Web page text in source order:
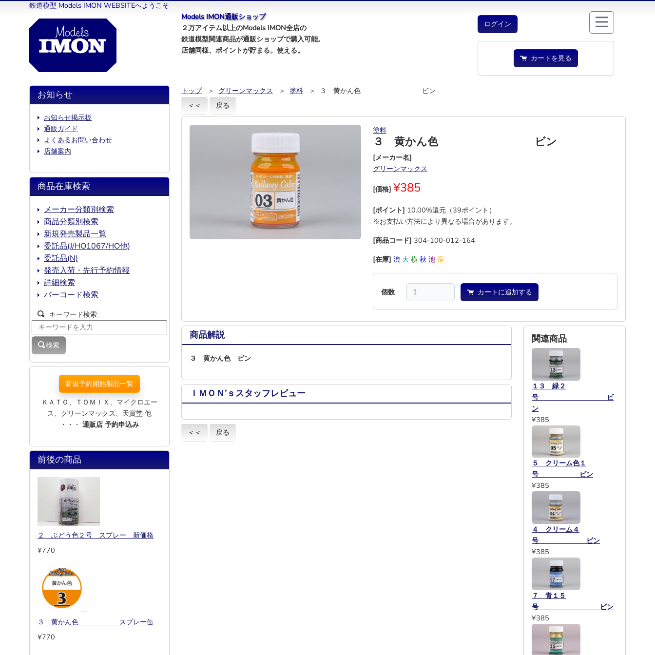
鉄道模型 Models IMON WEBSITEへようこそ
Models IMON通販ショップ
２万アイテム以上のModels IMON全店の
鉄道模型関連商品が通販ショップで購入可能。
店舗同様、ポイントが貯まる。使える。
ログイン
カートを見る
トップ ＞ グリーンマックス ＞ 塗料
＞ ３ 黄かん色 ビン
＜＜
戻る
塗料
３ 黄かん色 ビン
[メーカー名]
グリーンマックス
[価格] ¥385
[ポイント] 10.00%還元（39ポイント）
※お支払い方法により異なる場合があります。
[商品コード] 304-100-012-164
[在庫] 渋 大 横 秋 池 宿
個数 カートに追加する
商品解説
３ 黄かん色 ビン
ＩＭＯＮ’ｓスタッフレビュー
＜＜ 戻る
関連商品
１３ 緑２
号 ビ
ン
¥385
５ クリーム色１
号 ビン
¥385
４ クリーム４
号 ビン
¥385
７ 青１５
号 ビン
¥385
お知らせ
お知らせ掲示板
通販ガイド
よくあるお問い合わせ
店舗案内
商品在庫検索
メーカー分類別検索
商品分類別検索
新規発売製品一覧
委託品(J/HO1067/HO他)
委託品(N)
発売入荷・先行予約情報
詳細検索
バーコード検索
キーワード検索
検索
新規予約開始製品一覧
ＫＡＴＯ、ＴＯＭＩＸ、マイクロエー
ス、グリーンマックス、天賞堂 他
・・・ 通販店 予約申込み
前後の商品
２ ぶどう色２号 スプレー 新価格
¥770
３ 黄かん色 スプレー缶
¥770